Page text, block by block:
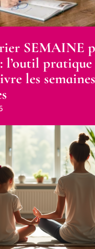
SEMAINE
l’outil pratique
les semaines